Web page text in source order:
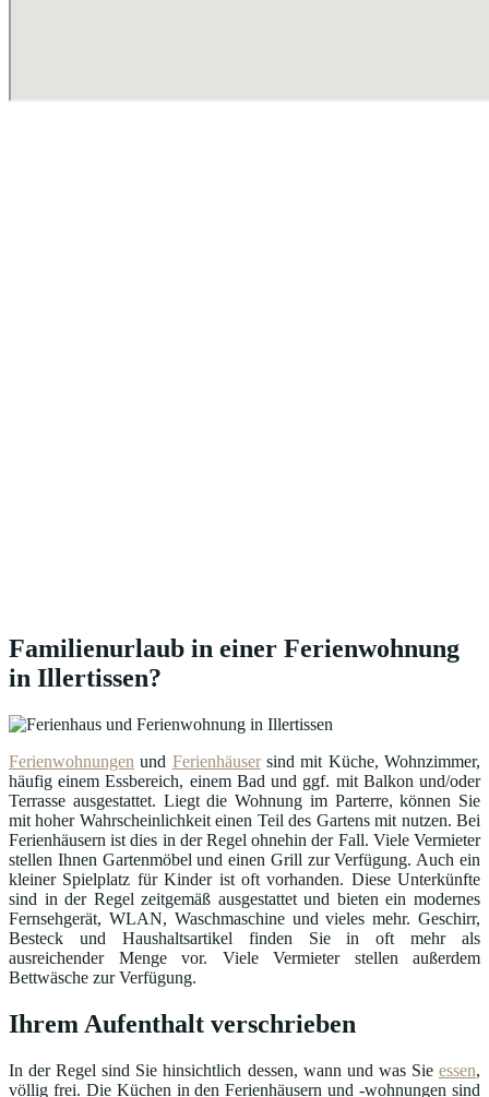
Familienurlaub in einer Ferienwohnung
in Illertissen?
Ferienwohnungen und Ferienhäusersind mit Küche, Wohnzimmer,
häufig einem Essbereich, einem Bad und ggf. mit Balkon und/oder
Terrasse ausgestattet. Liegt die Wohnung im Parterre, können Sie
mit hoher Wahrscheinlichkeit einen Teil des Gartens mit nutzen. Bei
Ferienhäusern ist dies in der Regel ohnehin der Fall. Viele Vermieter
stellen Ihnen Gartenmöbel und einen Grill zur Verfügung. Auch ein
kleiner Spielplatz für Kinder ist oft vorhanden. Diese Unterkünfte
sind in der Regel zeitgemäß ausgestattet und bieten ein modernes
Fernsehgerät, WLAN, Waschmaschine und vieles mehr. Geschirr,
Besteck und Haushaltsartikel finden Sie in oft mehr als
ausreichender Menge vor. Viele Vermieter stellen außerdem
Bettwäsche zur Verfügung.
Ihrem Aufenthalt verschrieben
In der Regel sind Sie hinsichtlich dessen, wann und was Sie essen,
völlig frei. Die Küchen in den Ferienhäusern und -wohnungen sind